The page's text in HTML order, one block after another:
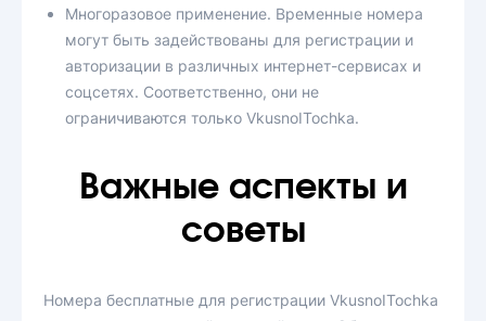
Многоразовое применение. Временные номера
могут быть задействованы для регистрации и
авторизации в различных интернет-сервисах и
соцсетях. Соответственно, они не
ограничиваются только VkusnoITochka.
Важные аспекты и
советы
Номера бесплатные для регистрации VkusnoITochka